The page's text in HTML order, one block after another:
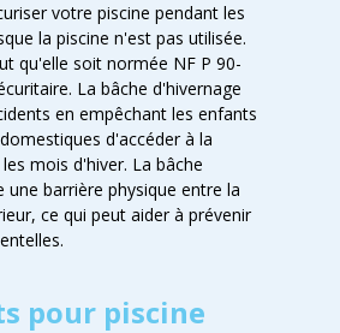
votre piscine pendant les
la piscine n'est pas utilisée.
qu'elle soit normée NF P 90-
La bâche d'hivernage
en empêchant les enfants
d'accéder à la
mois d'hiver. La bâche
une barrière physique entre la
ce qui peut aider à prévenir
pour piscine